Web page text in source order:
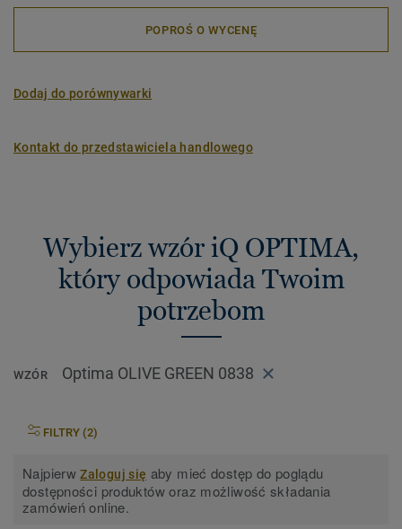
POPROŚ O WYCENĘ
Dodaj do porównywarki
Kontakt do przedstawiciela handlowego
Wybierz wzór iQ OPTIMA,
który odpowiada Twoim
potrzebom
WZÓR Optima OLIVE GREEN 0838
FILTRY (2)
NajpierwZaloguj się aby mieć dostęp do poglądu
dostępności produktów oraz możliwość składania
zamówień online.